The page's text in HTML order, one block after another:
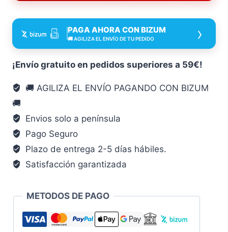
PLANA
3X75
Dogher
5X3X75
destornillador
cantidad
PAGA AHORA CON BIZUM
🚚 AGILIZA EL ENVÍO DE TU PEDIDO ›
¡Envío gratuito en pedidos superiores a 59€!
🚚 AGILIZA EL ENVÍO PAGANDO CON BIZUM
🚚
Envios solo a península
Pago Seguro
Plazo de entrega 2-5 días hábiles.
Satisfacción garantizada
METODOS DE PAGO